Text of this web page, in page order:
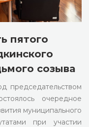
пятого
созыва
председательством
очередное
муниципального
при участии